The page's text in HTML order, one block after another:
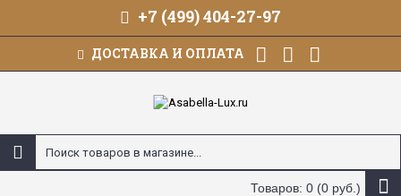
+7 (499) 404-27-97
ДОСТАВКА И ОПЛАТА
Товаров: 0 (0 руб.)